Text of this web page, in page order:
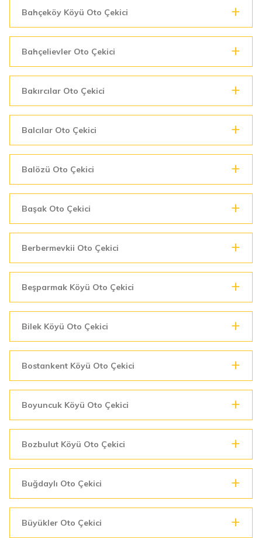
Bahçeköy Köyü Oto Çekici
Bahçelievler Oto Çekici
Bakırcılar Oto Çekici
Balcılar Oto Çekici
Balözü Oto Çekici
Başak Oto Çekici
Berbermevkii Oto Çekici
Beşparmak Köyü Oto Çekici
Bilek Köyü Oto Çekici
Bostankent Köyü Oto Çekici
Boyuncuk Köyü Oto Çekici
Bozbulut Köyü Oto Çekici
Buğdaylı Oto Çekici
Büyükler Oto Çekici